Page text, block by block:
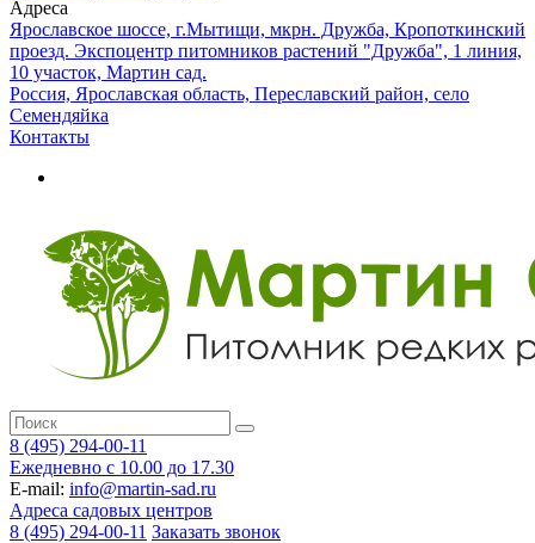
Адреса
Ярославское шоссе, г.Мытищи, мкрн. Дружба, Кропоткинский
проезд. Экспоцентр питомников растений "Дружба", 1 линия,
10 участок, Мартин сад.
Россия, Ярославская область, Переславский район, село
Семендяйка
Контакты
8 (495) 294-00-11
Ежедневно с 10.00 до 17.30
E-mail: info@martin-sad.ru
Адреса садовых центров
8 (495) 294-00-11 Заказать звонок